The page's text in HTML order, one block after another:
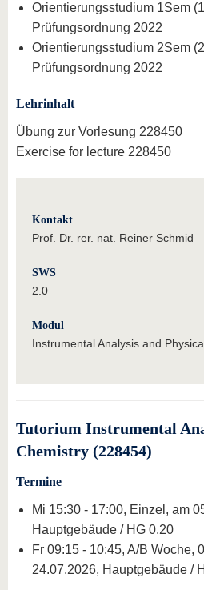
Orientierungsstudium 1Sem
Prüfungsordnung 2022
Orientierungsstudium 2Sem
Prüfungsordnung 2022
Lehrinhalt
Übung zur Vorlesung 228450
Exercise for lecture 228450
Kontakt
Prof. Dr. rer. nat. Reiner Schmid
SWS
2.0
Modul
Instrumental Analysis and
Tutorium Instrumental
Chemistry (228454)
Termine
Mi 15:30 - 17:00, Einzel, am
Hauptgebäude / HG 0.20
Fr 09:15 - 10:45, A/B Woche,
24.07.2026, Hauptgebäude /